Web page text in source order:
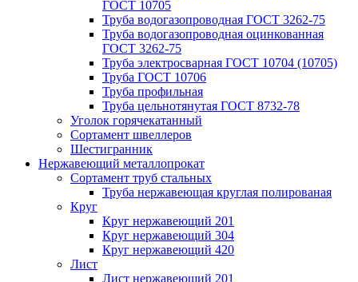
ГОСТ 10705
Труба водогазопроводная ГОСТ 3262-75
Труба водогазопроводная оцинкованная
ГОСТ 3262-75
Труба электросварная ГОСТ 10704 (10705)
Труба ГОСТ 10706
Труба профильная
Труба цельнотянутая ГОСТ 8732-78
Уголок горячекатанный
Сортамент швеллеров
Шестигранник
Нержавеющий металлопрокат
Сортамент труб стальных
Труба нержавеющая круглая полированая
Круг
Круг нержавеющий 201
Круг нержавеющий 304
Круг нержавеющий 420
Лист
Лист нержавеющий 201